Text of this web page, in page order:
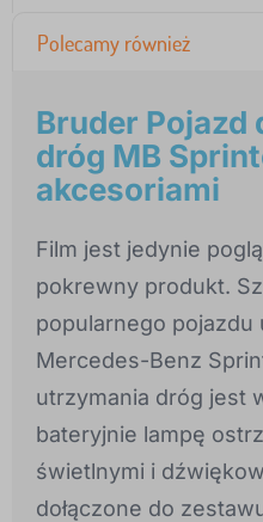
Polecamy również
Bruder Pojazd
dróg MB
akcesoriami
Film jest jedynie
pokrewny produkt.
popularnego pojazdu
Mercedes-Benz
utrzymania dróg jest
bateryjnie lampę
świetlnymi i
dołączone do